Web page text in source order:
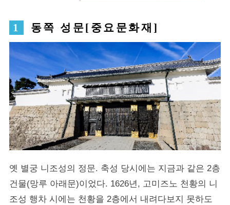
동쪽 성문[중요문화재]
옛 별궁 니조성의 정문. 축성 당시에는 지금과 같은 2층
건물(망루 아래문)이었다. 1626년, 고미즈노 천황의 니
조성 행차 시에는 천황을 2층에서 내려다보지 못하도